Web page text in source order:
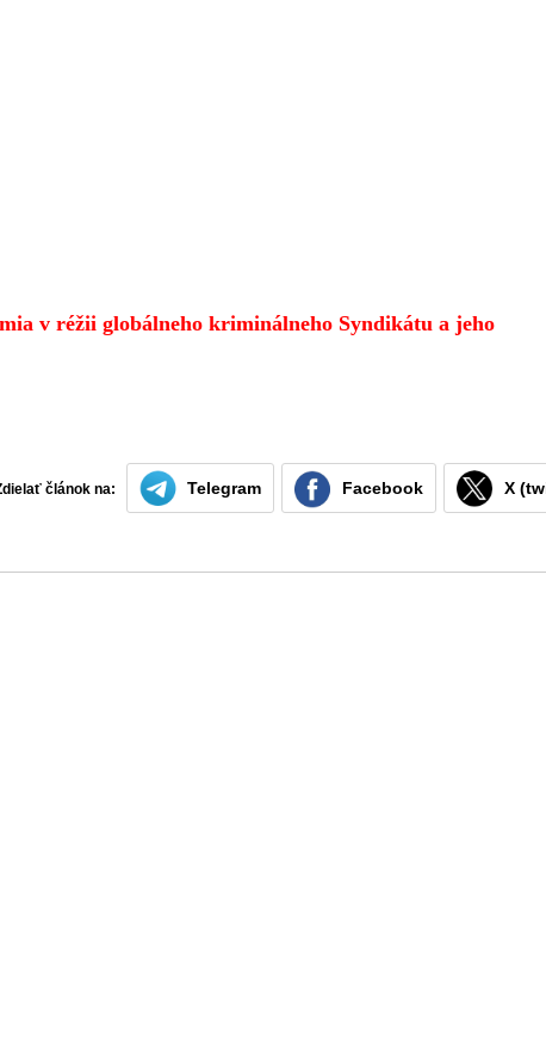
v réžii globálneho kriminálneho Syndikátu a jeho
článok na: Telegram Facebook X